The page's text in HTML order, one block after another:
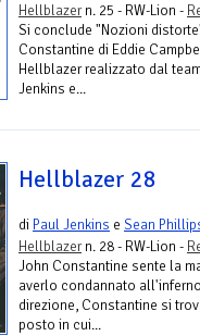
Hellblazern. 25 - RW-Lion -
Si conclude "Nozioni
Constantine di Eddie
Hellblazer realizzato dal
Jenkins e...
Hellblazer 28
di Paul Jenkins e Sean
Hellblazern. 28 - RW-Lion -
John Constantine sente la
averlo condannato
direzione, Constantine si
posto in cui...